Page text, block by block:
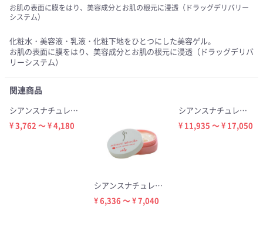
お肌の表面に膜をはり、美容成分とお肌の根元に浸透（ドラッグデリバリー
システム）
化粧水・美容液・乳液・化粧下地をひとつにした美容ゲル。
お肌の表面に膜をはり、美容成分とお肌の根元に浸透（ドラッグデリバ
リーシステム）
関連商品
シアンスナチュレル クレンジングソープ150ml
¥ 3,762 ～ ¥ 4,180
シアンスナチュレル アクティヴリファインドクリーム 30g
¥ 6,336 ～ ¥ 7,040
シアンスナチュレル（3点セット）
¥ 11,935 ～ ¥ 17,050